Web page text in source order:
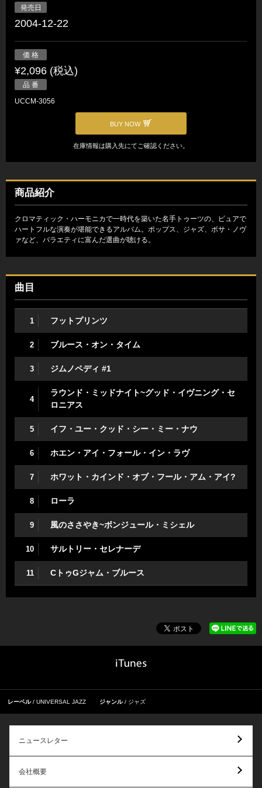
発売日
2004-12-22
価 格
¥2,096 (税込)
品 番
UCCM-3056
BUY NOW
在庫情報は購入先にてご確認ください。
商品紹介
クロマティック・ハーモニカで一時代を築いた名手トゥーツの、ピュアで
ハートフルな演奏が堪能できるアルバム。ポップス、ジャズ、ボサ・ノヴ
ァなど、バラエティに富んだ選曲が聴ける。
曲目
1 フットプリンツ
2 ブルース・オン・タイム
3 ジムノペディ #1
4
ラウンド・ミッドナイト~グッド・イヴニング・セ
ロニアス
5 イフ・ユー・クッド・シー・ミー・ナウ
6 ホエン・アイ・フォール・イン・ラヴ
7 ホワット・カインド・オブ・フール・アム・アイ?
8 ローラ
9 風のささやき~ボンジュール・ミシェル
10 サルトリー・セレナーデ
11 CトゥGジャム・ブルース
レーベル UNIVERSAL JAZZ ジャンル ジャズ
ニュースレター
会社概要